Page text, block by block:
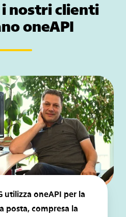
i nostri clienti
oneAPI
utilizza oneAPI per la
posta, compresa la